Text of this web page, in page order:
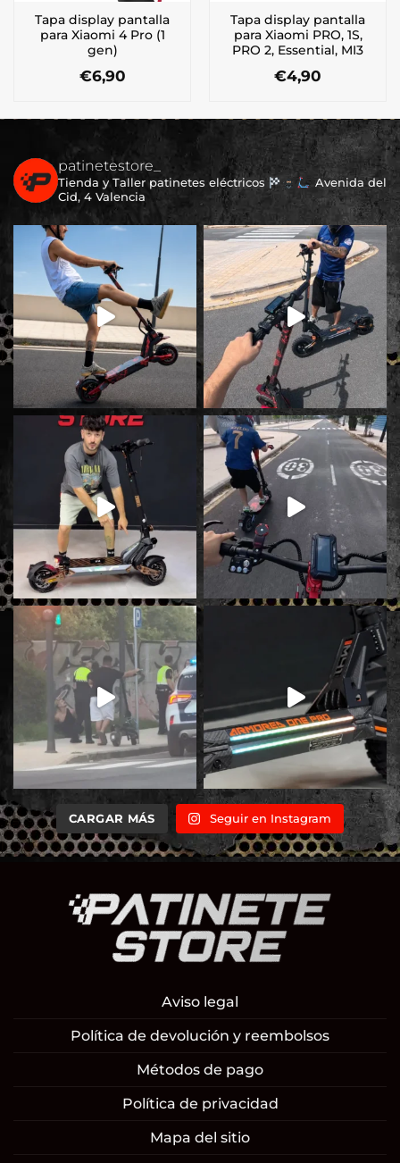
Tapa display pantalla
para Xiaomi 4 Pro (1
gen)
€6,90
Tapa display pantalla
para Xiaomi PRO, 1S,
PRO 2, Essential, MI3
€4,90
patinetestore_
Tienda y Taller patinetes eléctricos
Avenida del
Cid, 4 Valencia
CARGAR MÁS Seguir en Instagram
Aviso legal
Política de devolución y reembolsos
Métodos de pago
Política de privacidad
Mapa del sitio